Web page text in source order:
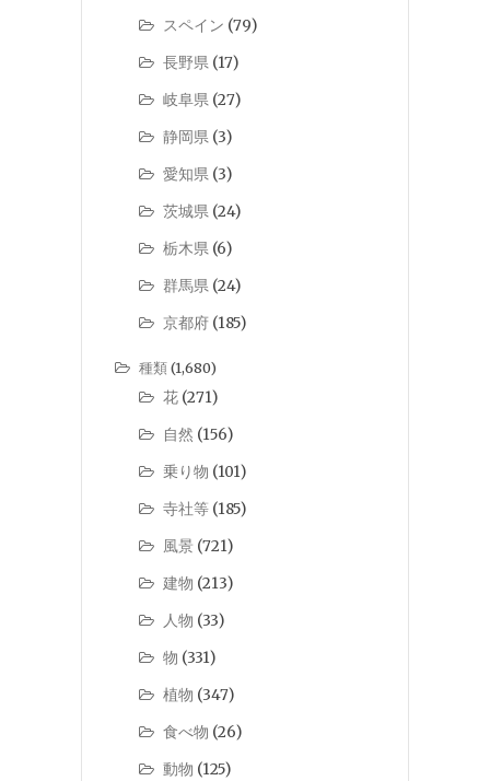
スペイン (79)
長野県 (17)
岐阜県 (27)
静岡県 (3)
愛知県 (3)
茨城県 (24)
栃木県 (6)
群馬県 (24)
京都府 (185)
種類(1,680)
花 (271)
自然 (156)
乗り物 (101)
寺社等 (185)
風景 (721)
建物 (213)
人物 (33)
物 (331)
植物 (347)
食べ物 (26)
動物 (125)